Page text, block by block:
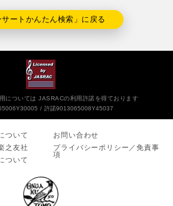
ートかんたん検索」に戻る
については JASRACの利用許諾を得ております
許諾9013065008Y45037
ついて
之友社
ついて
お問い合わせ
プライバシーポリシー／免責事
項